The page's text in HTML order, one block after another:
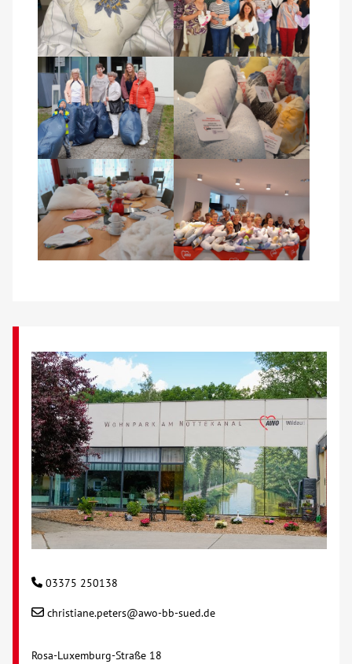
03375 250138
christiane.peters@awo-bb-sued.de
Rosa-Luxemburg-Straße 18